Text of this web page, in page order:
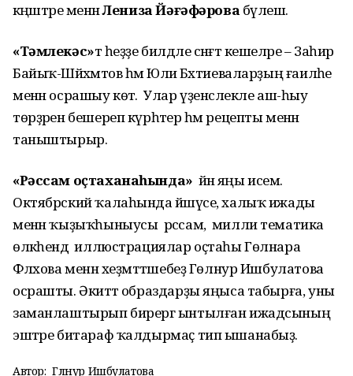
кәңәштәре менәнЛениза Йәғәфәрова бүлешә.
«Тәмлекәс»тә һеҙҙе билдәле сәнғәт кешеләре – Заһир
Байыҡ-Шәйәхмәтов һәм Юлиә Бәхтиеваларҙың ғаиләһе
менән осрашыу көтә. Улар үҙенсәлекле аш-һыу
төрҙәрен бешереп күрһәтер һәм рецепты менән
таныштырыр.
«Рәссам оҫтаханаһында» йәнә яңы исем.
Октябрский ҡалаһында йәшәүсе, халыҡ ижады
менән ҡыҙыҡһыныусы рәссам, милли тематика
өлкәһендә иллюстрациялар оҫтаһы Гөлнара
Фәләхова менән хеҙмәттәшебеҙ Гөлнур Ишбулатова
осрашты. Әкиәттә образдарҙы яңыса табырға, уны
заманлаштырып бирергә ынтылған ижадсының
эштәре битараф ҡалдырмаҫ тип ышанабыҙ.
Автор: Гөлнур Ишбулатова